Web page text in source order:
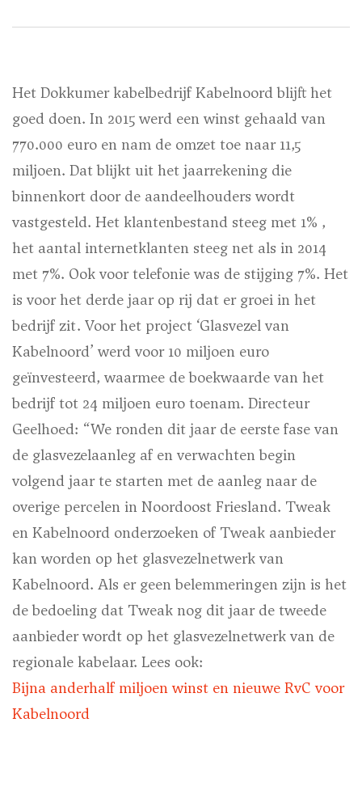
Het Dokkumer kabelbedrijf Kabelnoord blijft het
goed doen. In 2015 werd een winst gehaald van
770.000 euro en nam de omzet toe naar 11,5
miljoen. Dat blijkt uit het jaarrekening die
binnenkort door de aandeelhouders wordt
vastgesteld. Het klantenbestand steeg met 1% ,
het aantal internetklanten steeg net als in 2014
met 7%. Ook voor telefonie was de stijging 7%. Het
is voor het derde jaar op rij dat er groei in het
bedrijf zit. Voor het project ‘Glasvezel van
Kabelnoord’ werd voor 10 miljoen euro
geïnvesteerd, waarmee de boekwaarde van het
bedrijf tot 24 miljoen euro toenam. Directeur
Geelhoed: “We ronden dit jaar de eerste fase van
de glasvezelaanleg af en verwachten begin
volgend jaar te starten met de aanleg naar de
overige percelen in Noordoost Friesland. Tweak
en Kabelnoord onderzoeken of Tweak aanbieder
kan worden op het glasvezelnetwerk van
Kabelnoord. Als er geen belemmeringen zijn is het
de bedoeling dat Tweak nog dit jaar de tweede
aanbieder wordt op het glasvezelnetwerk van de
regionale kabelaar. Lees ook:
Bijna anderhalf miljoen winst en nieuwe RvC voor
Kabelnoord